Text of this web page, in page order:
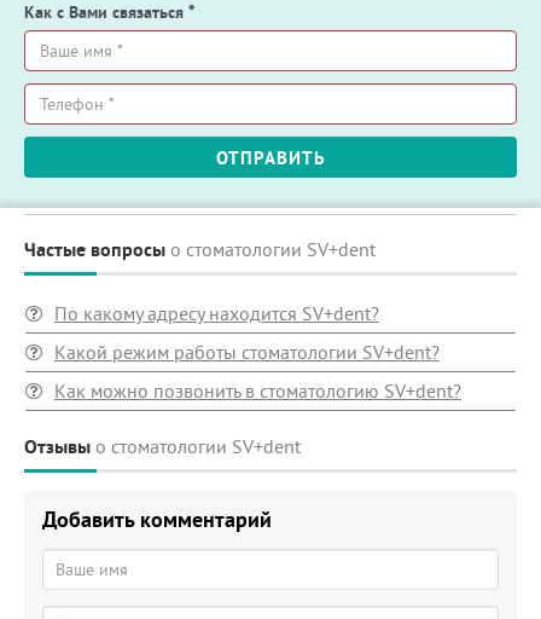
Как с Вами связаться *
Ваше
имя
*
Телефон
ОТПРАВИТЬ
Частые вопросы о стоматологии SV+dent
По какому адресу находится SV+dent?
Какой режим работы стоматологии SV+dent?
Как можно позвонить в стоматологию SV+dent?
Отзывы о стоматологии SV+dent
Добавить комментарий